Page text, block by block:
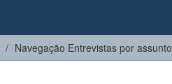
Navegação Entrevistas por assunto